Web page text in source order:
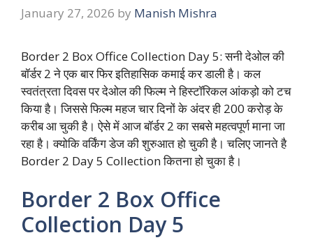
January 27, 2026 by Manish Mishra
Border 2 Box Office Collection Day 5: सनी देओल की
बॉर्डर 2 ने एक बार फिर इतिहासिक कमाई कर डाली है। कल
स्वतंत्रता दिवस पर देओल की फिल्म ने हिस्टॉरिकल आंकड़ो को टच
किया है। जिससे फिल्म महज चार दिनों के अंदर ही 200 करोड़ के
करीब आ चुकी है। ऐसे में आज बॉर्डर 2 का सबसे महत्वपूर्ण माना जा
रहा है। क्योकि वर्किंग डेज की शुरुआत हो चुकी है। चलिए जानते है
Border 2 Day 5 Collection कितना हो चुका है।
Border 2 Box Office
Collection Day 5